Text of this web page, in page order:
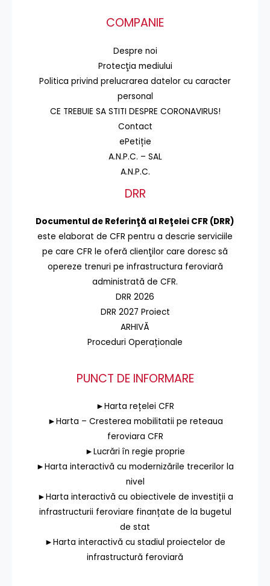
COMPANIE
Despre noi
Protecţia mediului
Politica privind prelucrarea datelor cu caracter
personal
CE TREBUIE SA STITI DESPRE CORONAVIRUS!
Contact
ePetiție
A.N.P.C. – SAL
A.N.P.C.
DRR
Documentul de Referinţă al Reţelei CFR (DRR)
este elaborat de CFR pentru a descrie serviciile
pe care CFR le oferă clienţilor care doresc să
opereze trenuri pe infrastructura feroviară
administrată de CFR.
DRR 2026
DRR 2027 Proiect
ARHIVĂ
Proceduri Operaționale
PUNCT DE INFORMARE
►Harta rețelei CFR
►Harta – Cresterea mobilitatii pe reteaua
feroviara CFR
►Lucrări în regie proprie
►Harta interactivă cu modernizările trecerilor la
nivel
►Harta interactivă cu obiectivele de investiții a
infrastructurii feroviare finanțate de la bugetul
de stat
►Harta interactivă cu stadiul proiectelor de
infrastructură feroviară